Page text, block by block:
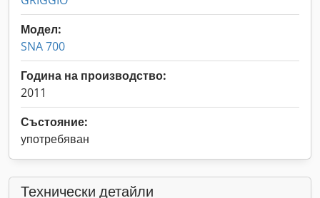
Модел:
SNA 700
Година на производство:
2011
Състояние:
употребяван
Технически детайли